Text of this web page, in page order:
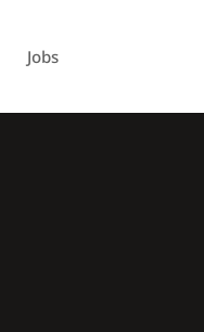
Jobs